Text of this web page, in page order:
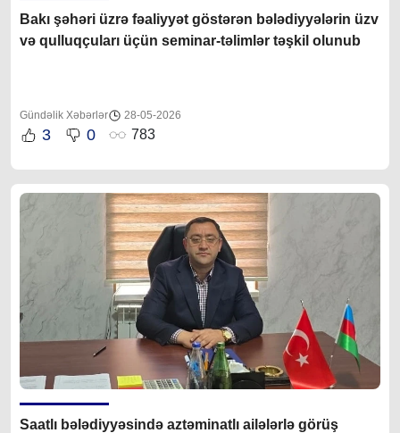
Bakı şəhəri üzrə fəaliyyət göstərən bələdiyyələrin üzv
və qulluqçuları üçün seminar-təlimlər təşkil olunub
Gündəlik Xəbərlər 28-05-2026
3 0 783
Saatlı bələdiyyəsində aztəminatlı ailələrlə görüş